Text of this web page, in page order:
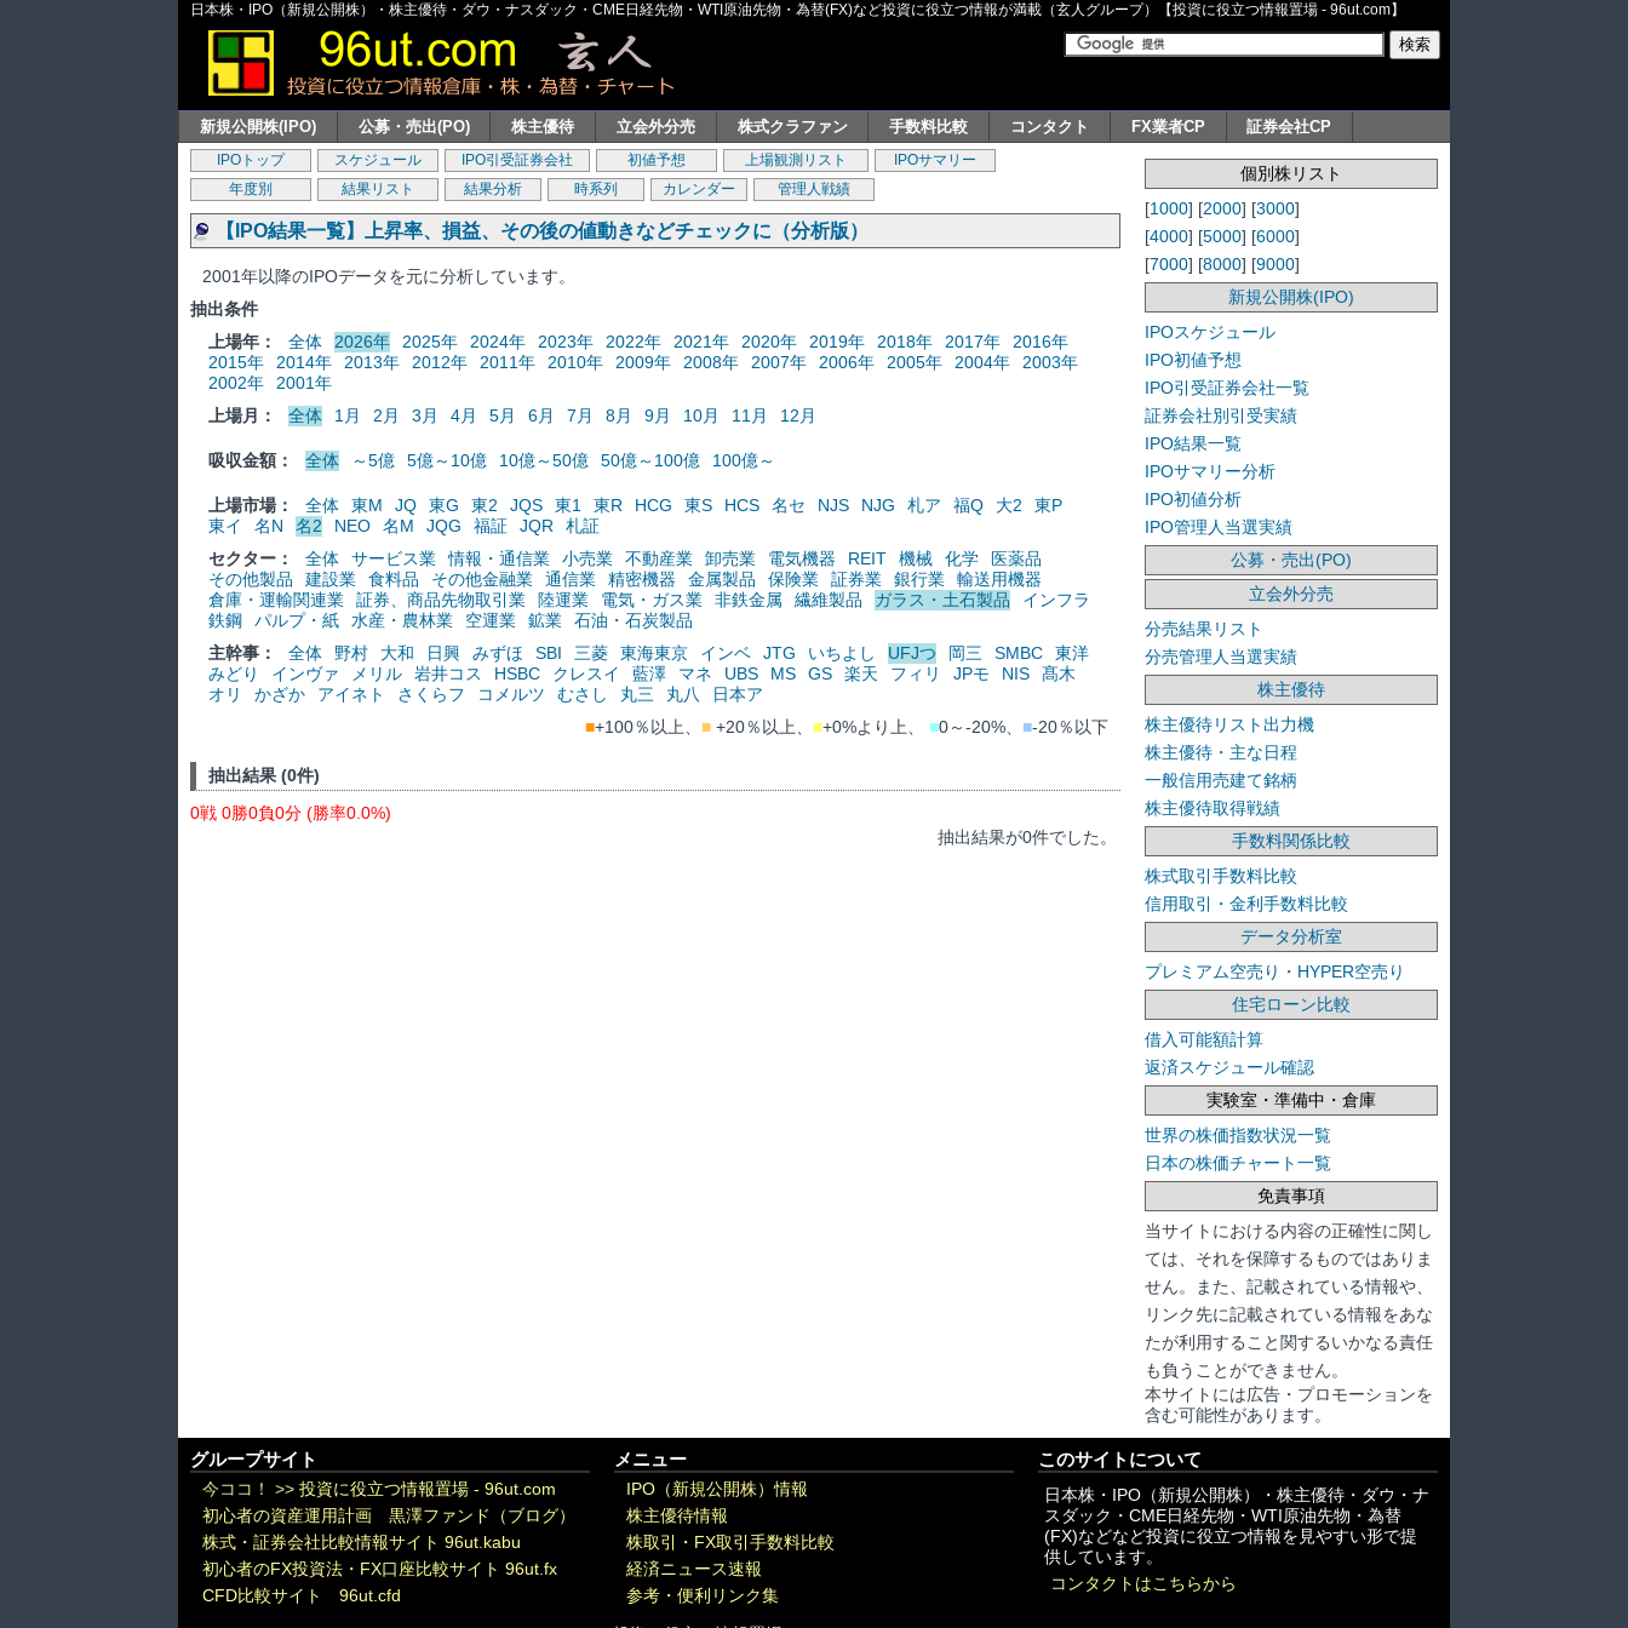
日本株・IPO（新規公開株）・株主優待・ダウ・ナスダック・CME日経先物・WTI原油先物・為替(FX)など投資に役立つ情報が満載（玄人グループ）【投資に役立つ情報置場 - 96ut.com】
新規公開株(IPO) 公募・売出(PO) 株主優待 立会外分売 株式クラファン 手数料比較 コンタクト FX業者CP 証券会社CP
IPOトップ スケジュール IPO引受証券会社 初値予想 上場観測リスト
IPOサマリー
年度別
結果リスト 結果分析 時系列 カレンダー 管理人戦績
【IPO結果一覧】上昇率、損益、その後の値動きなどチェックに（分析版）
2001年以降のIPOデータを元に分析しています。
抽出条件
上場年：
全体 2026年 2025年 2024年 2023年 2022年 2021年 2020年 2019年 2018年 2017年
2016年
2015年
2014年 2013年 2012年 2011年 2010年 2009年 2008年 2007年 2006年 2005年 2004年
2003年
2002年
2001年
上場月：
全体 1月 2月 3月 4月 5月 6月 7月 8月 9月 10月 11月 12月
吸収金額： 全体 ～5億 5億～10億 10億～50億 50億～100億 100億～
上場市場： 全体 東M JQ 東G 東2 JQS 東1 東R HCG 東S HCS 名セ NJS NJG 札ア 福Q 大2
東P
東イ
名N 名2 NEO 名M JQG 福証 JQR
札証
セクター：
全体 サービス業 情報・通信業 小売業 不動産業 卸売業 電気機器 REIT 機械 化学
医薬品
その他製品
建設業 食料品 その他金融業 通信業 精密機器 金属製品 保険業 証券業 銀行業
輸送用機器
倉庫・運輸関連業
証券、商品先物取引業 陸運業 電気・ガス業 非鉄金属 繊維製品 ガラス・土石製品
インフラ
鉄鋼
パルプ・紙 水産・農林業 空運業 鉱業
石油・石炭製品
主幹事：
全体 野村 大和 日興 みずほ SBI 三菱 東海東京 インベ JTG いちよし UFJつ 岡三 SMBC
東洋
みどり
インヴァ メリル 岩井コス HSBC クレスイ 藍澤 マネ UBS MS GS 楽天 フィリ JPモ NIS
髙木
オリ
かざか アイネト さくらフ コメルツ むさし 丸三 丸八
日本ア
■+100％以上、 ■+20％以上、 ■+0%より上、 ■0～-20%、 ■-20％以下
抽出結果 (0件)
0戦 0勝0負0分 (勝率0.0%)
抽出結果が0件でした。
個別株リスト
[1000] [2000] [3000]
[4000] [5000] [6000]
[7000] [8000] [9000]
新規公開株(IPO)
IPOスケジュール
IPO初値予想
IPO引受証券会社一覧
証券会社別引受実績
IPO結果一覧
IPOサマリー分析
IPO初値分析
IPO管理人当選実績
公募・売出(PO)
立会外分売
分売結果リスト
分売管理人当選実績
株主優待
株主優待リスト出力機
株主優待・主な日程
一般信用売建て銘柄
株主優待取得戦績
手数料関係比較
株式取引手数料比較
信用取引・金利手数料比較
データ分析室
プレミアム空売り・HYPER空売り
住宅ローン比較
借入可能額計算
返済スケジュール確認
実験室・準備中・倉庫
世界の株価指数状況一覧
日本の株価チャート一覧
免責事項
当サイトにおける内容の正確性に関し
ては、それを保障するものではありま
せん。また、記載されている情報や、
リンク先に記載されている情報をあな
たが利用すること関するいかなる責任
も負うことができません。
本サイトには広告・プロモーションを
含む可能性があります。
グループサイト
今ココ！ >> 投資に役立つ情報置場 - 96ut.com
初心者の資産運用計画 黒澤ファンド（ブログ）
株式・証券会社比較情報サイト 96ut.kabu
初心者のFX投資法・FX口座比較サイト 96ut.fx
CFD比較サイト 96ut.cfd
メニュー
IPO（新規公開株）情報
株主優待情報
株取引・FX取引手数料比較
経済ニュース速報
参考・便利リンク集
このサイトについて
日本株・IPO（新規公開株）・株主優待・ダウ・ナ
スダック・CME日経先物・WTI原油先物・為替
(FX)などなど投資に役立つ情報を見やすい形で提
供しています。
コンタクトはこちらから